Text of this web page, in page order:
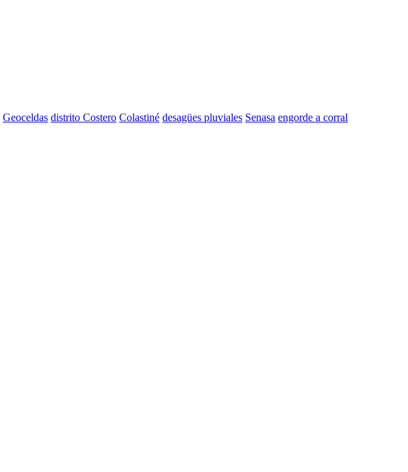
Geoceldas distrito Costero Colastiné desagües pluviales Senasa engorde a corral